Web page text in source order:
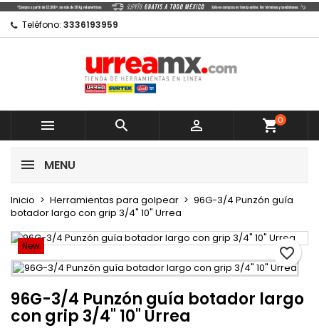
Teléfono: 3336193959
   shopping_cart0
MENU
Inicio Herramientas para golpear
96G-3/4 Punzón guía
botador largo con grip 3/4" 10" Urrea
favorite_border
New
96G-3/4 Punzón guía botador largo
con grip 3/4" 10" Urrea
Mi lista de regalos
Crear nueva lista
Crear lista de deseos
Nombre de la lista de deseos
Cancelar
Iniciar sesión
Debe iniciar sesión para guardar productos en su
lista de deseos.
Cancelar
Iniciar sesión